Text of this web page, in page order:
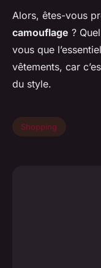
Alors, êtes-vous
camouflage ?
vous que
vêtements, car
du style.
Shopping